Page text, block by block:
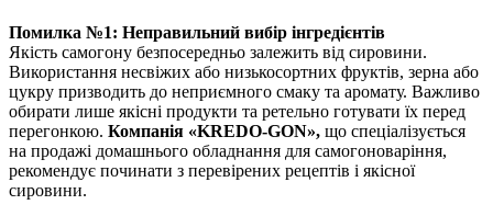
Помилка №1: Неправильний вибір інгредієнтів
Якість самогону безпосередньо залежить від сировини.
Використання несвіжих або низькосортних фруктів, зерна або
цукру призводить до неприємного смаку та аромату. Важливо
обирати лише якісні продукти та ретельно готувати їх перед
перегонкою. Компанія «KREDO-GON», що спеціалізується
на продажі домашнього обладнання для самогоноваріння,
рекомендує починати з перевірених рецептів і якісної
сировини.